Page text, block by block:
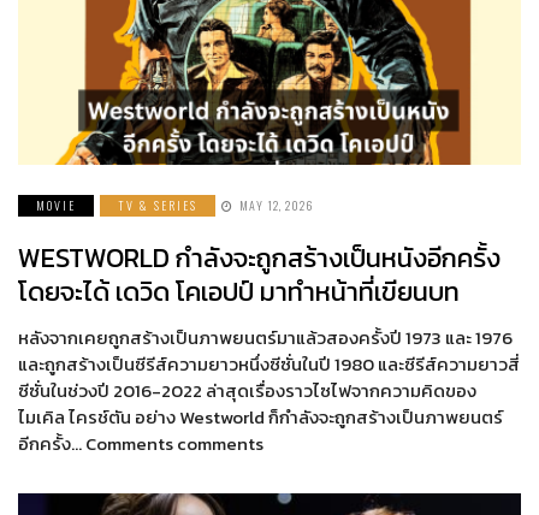
MOVIE TV & SERIES MAY 12, 2026
WESTWORLD กำลังจะถูกสร้างเป็นหนังอีกครั้ง
โดยจะได้ เดวิด โคเอปป์ มาทำหน้าที่เขียนบท
หลังจากเคยถูกสร้างเป็นภาพยนตร์มาแล้วสองครั้งปี 1973 และ 1976
และถูกสร้างเป็นซีรีส์ความยาวหนึ่งซีซั่นในปี 1980 และซีรีส์ความยาวสี่
ซีซั่นในช่วงปี 2016-2022 ล่าสุดเรื่องราวไซไฟจากความคิดของ
ไมเคิล ไครช์ตัน อย่าง Westworld ก็กำลังจะถูกสร้างเป็นภาพยนตร์
อีกครั้ง… Comments comments